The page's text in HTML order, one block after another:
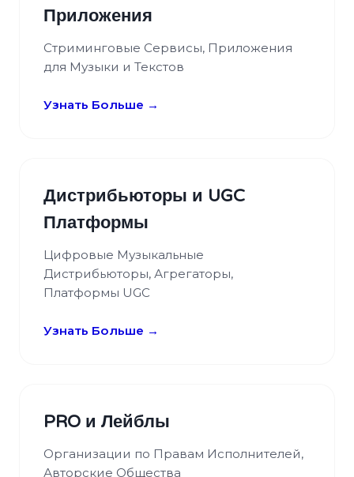
Приложения
Стриминговые Сервисы, Приложения
для Музыки и Текстов
Узнать Больше →
Дистрибьюторы и UGC
Платформы
Цифровые Музыкальные
Дистрибьюторы, Агрегаторы,
Платформы UGC
Узнать Больше →
PRO и Лейблы
Организации по Правам Исполнителей,
Авторские Общества